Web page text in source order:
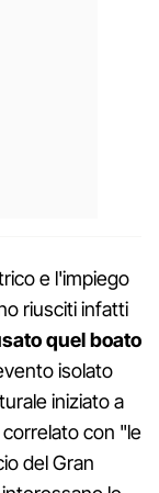
e l'impiego
riusciti infatti
quel boato
isolato
iniziato a
con "le
del Gran